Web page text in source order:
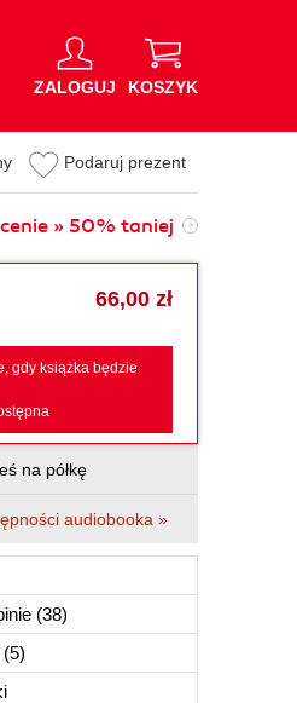
ZALOGUJ KOSZYK
Podaruj prezent
» 50% taniej
66,00 zł
gdy książka będzie
na półkę
audiobooka »
(38)
(5)